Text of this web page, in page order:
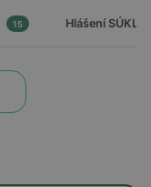
15 Hlášení SÚKL